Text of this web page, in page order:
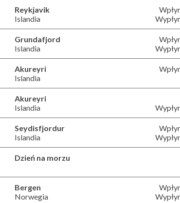
Reykjavik
Islandia
Grundafjord
Islandia
Akureyri
Islandia
Akureyri
Islandia
Seydisfjordur
Islandia
Dzień na morzu
Bergen
Norwegia